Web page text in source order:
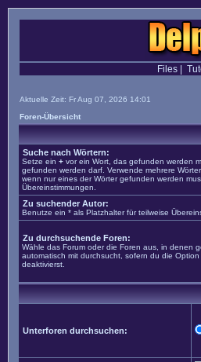
Files|
Aktuelle Zeit: Fr Aug 07, 2026 14:01
Foren-Übersicht
Suche nach Wörtern:
Setze ein + vor ein Wort, das gefunden werden
gefunden werden darf. Verwende mehrere
wenn nur eines der Wörter gefunden werden
Übereinstimmungen.
Zu suchender Autor:
Benutze ein * als Platzhalter für teilweise
Zu durchsuchende Foren:
Wähle das Forum oder die Foren aus, in denen
automatisch mit durchsucht, sofern du die
deaktivierst.
Unterforen durchsuchen: